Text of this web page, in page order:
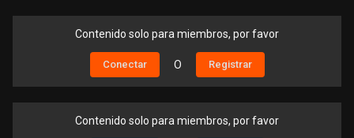
Contenido solo para miembros, por favor
Conectar O Registrar
Contenido solo para miembros, por favor